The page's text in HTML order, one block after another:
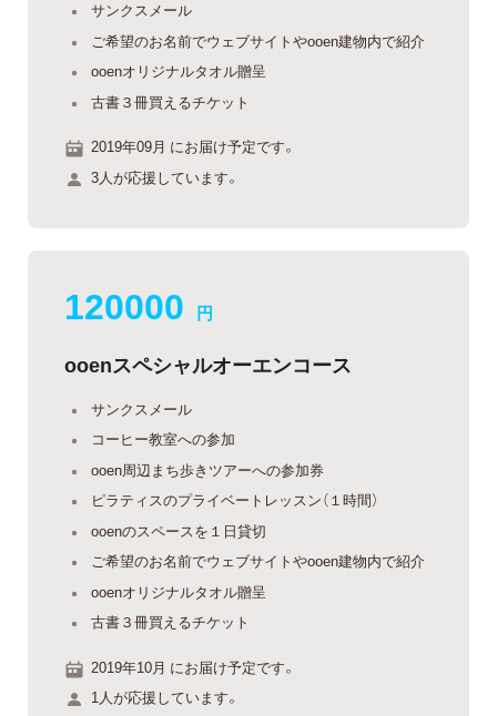
サンクスメール
ご希望のお名前でウェブサイトやooen建物内で紹介
ooenオリジナルタオル贈呈
古書３冊買えるチケット
2019年09月 にお届け予定です。
3人が応援しています。
120000 円
ooenスペシャルオーエンコース
サンクスメール
コーヒー教室への参加
ooen周辺まち歩きツアーへの参加券
ピラティスのプライベートレッスン（１時間）
ooenのスペースを１日貸切
ご希望のお名前でウェブサイトやooen建物内で紹介
ooenオリジナルタオル贈呈
古書３冊買えるチケット
2019年10月 にお届け予定です。
1人が応援しています。